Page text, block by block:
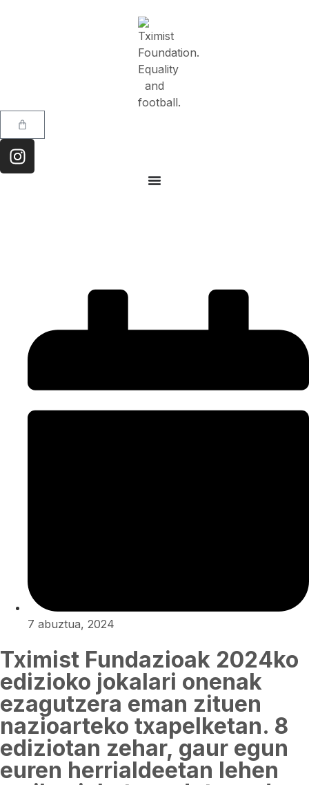
7 abuztua, 2024
Tximist Fundazioak 2024ko
edizioko jokalari onenak
ezagutzera eman zituen
nazioarteko txapelketan. 8
ediziotan zehar, gaur egun
euren herrialdeetan lehen